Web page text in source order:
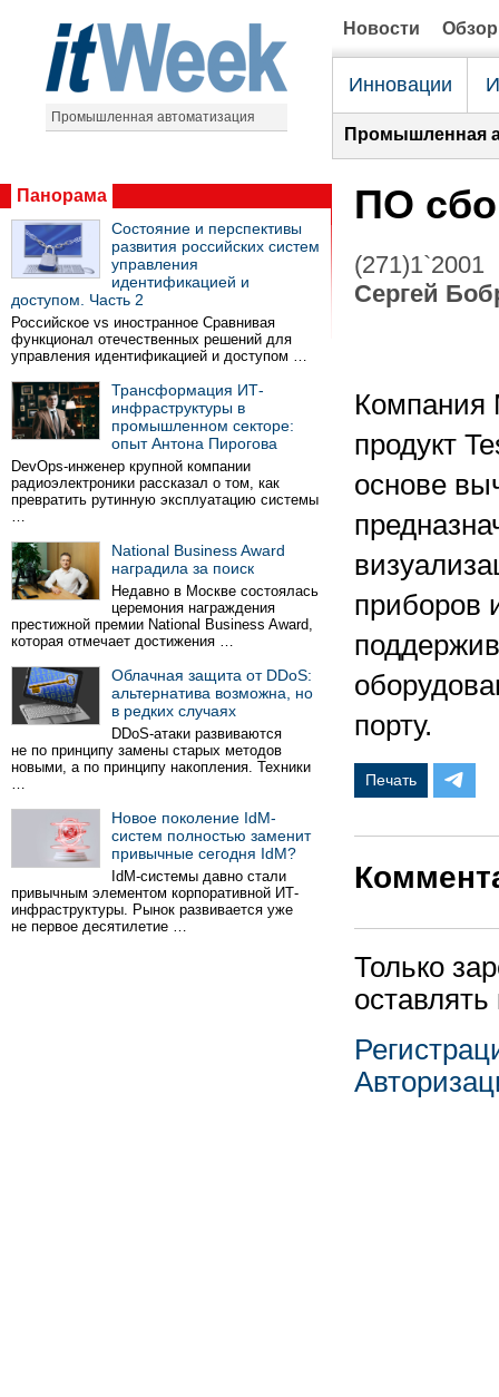
Промышленная автоматизация
Новости
Инновации
Промышленная
Панорама
Состояние и перспективы
развития российских систем
управления
идентификацией и
доступом. Часть 2
Российское vs иностранное Сравнивая
функционал отечественных решений для
управления идентификацией и доступом …
Трансформация ИТ-
инфраструктуры в
промышленном секторе:
опыт Антона Пирогова
DevOps-инженер крупной компании
радиоэлектроники рассказал о том, как
превратить рутинную эксплуатацию системы
…
National Business Award
наградила за поиск
Недавно в Москве состоялась
церемония награждения
престижной премии National Business Award,
которая отмечает достижения …
Облачная защита от DDoS:
альтернатива возможна, но
в редких случаях
DDoS-атаки развиваются
не по принципу замены старых методов
новыми, а по принципу накопления. Техники
…
Новое поколение IdM-
систем полностью заменит
привычные сегодня IdM?
IdM-системы давно стали
привычным элементом корпоративной ИТ-
инфраструктуры. Рынок развивается уже
не первое десятилетие …
ПО
(271)1`2001
Сергей
Компания
продукт
основе
приборов
порту.
Печать
Только